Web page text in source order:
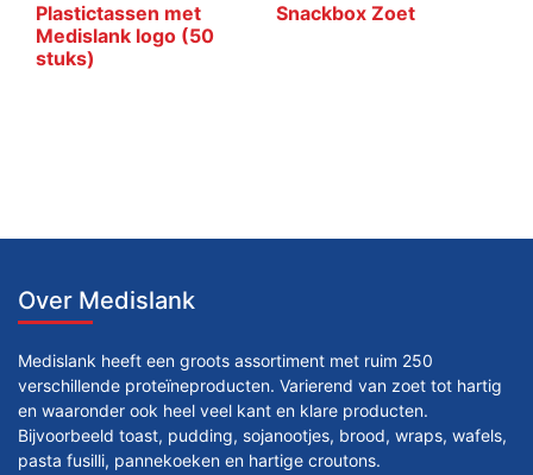
Plastictassen met
Medislank logo (50
stuks)
Snackbox Zoet
Over Medislank
Medislank heeft een groots assortiment met ruim 250
verschillende proteïneproducten. Varierend van zoet tot hartig
en waaronder ook heel veel kant en klare producten.
Bijvoorbeeld toast, pudding, sojanootjes, brood, wraps, wafels,
pasta fusilli, pannekoeken en hartige croutons.